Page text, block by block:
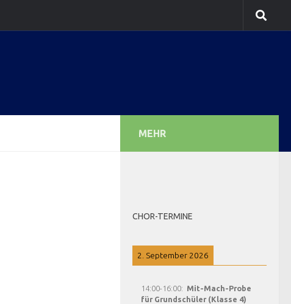
MEHR
CHOR-TERMINE
2. September 2026
14:00- 16:00: Mit-Mach-Probe
für Grundschüler (Klasse 4)